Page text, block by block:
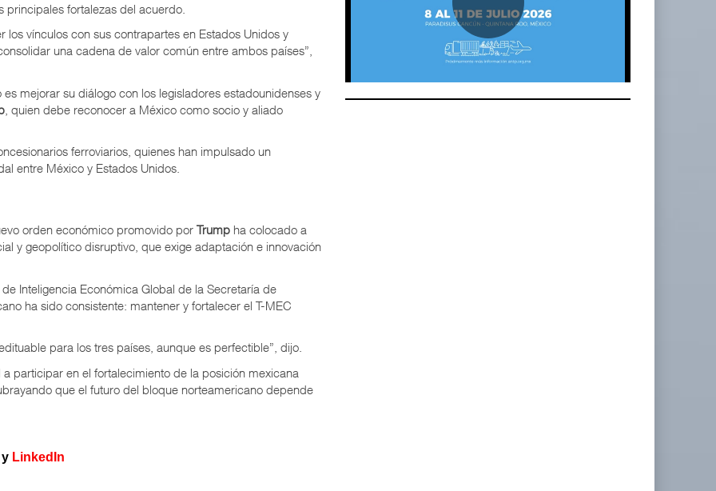
fortalezas del acuerdo.
vínculos con sus contrapartes en Estados Unidos y
una cadena de valor común entre ambos países”,
mejorar su diálogo con los legisladores estadounidenses y
, quien debe reconocer a México como socio y aliado
ferroviarios, quienes han impulsado un
entre México y Estados Unidos.
orden económico promovido por Trump ha colocado a
y geopolítico disruptivo, que exige adaptación e innovación
Inteligencia Económica Global de la Secretaría de
ha sido consistente: mantener y fortalecer el T-MEC
para los tres países, aunque es perfectible”, dijo.
participar en el fortalecimiento de la posición mexicana
que el futuro del bloque norteamericano depende
y LinkedIn